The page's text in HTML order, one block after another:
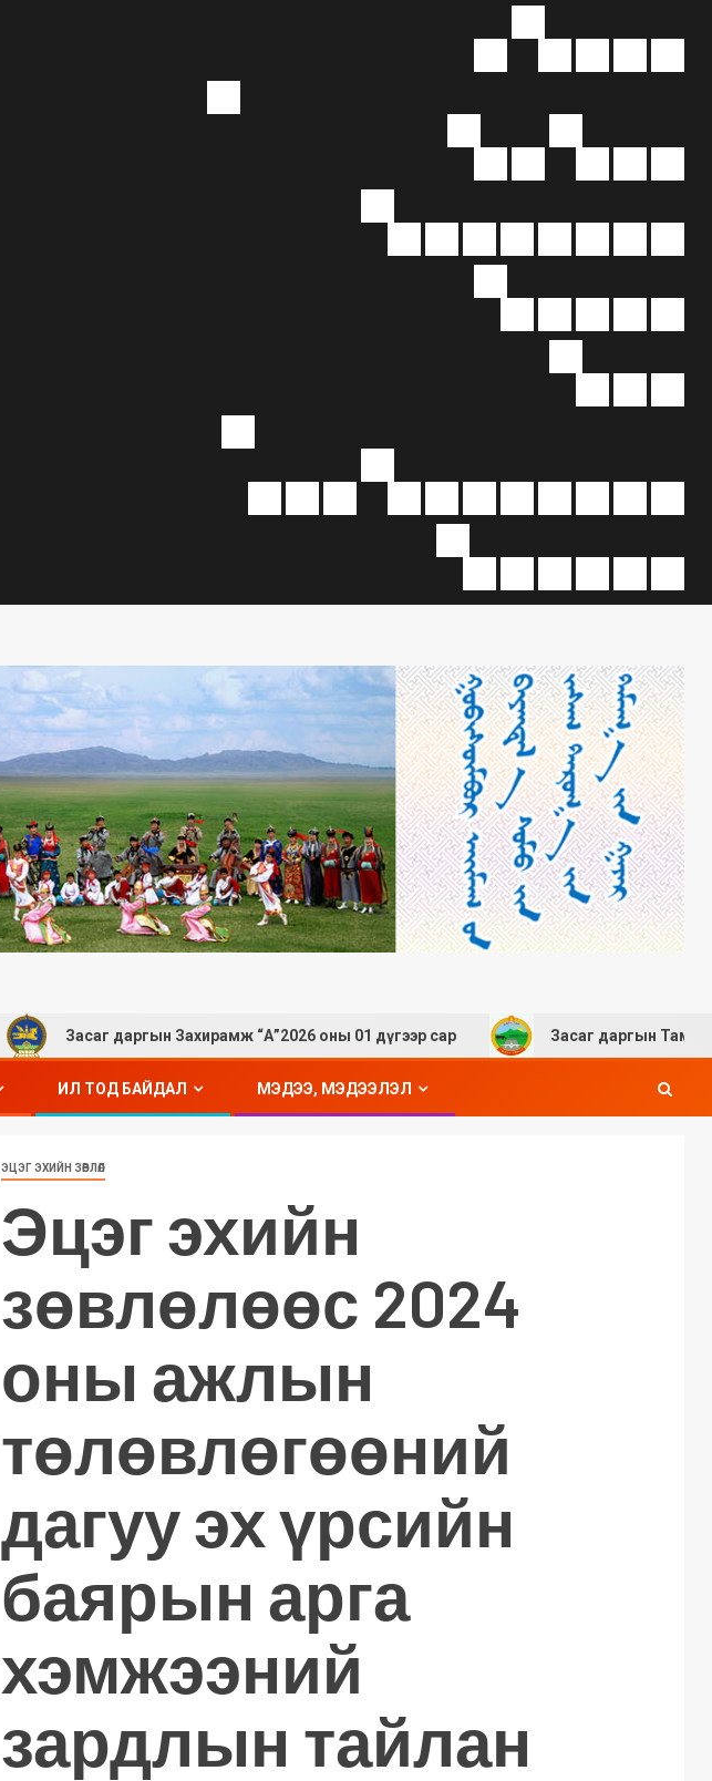
Засаг даргын Захирамж “А”2026 оны 01 дүгээр сар Засаг даргын Тамгын
ИЛ ТОД БАЙДАЛ МЭДЭЭ, МЭДЭЭЛЭЛ
ЭЦЭГ ЭХИЙН ЗӨВЛӨЛ
Эцэг эхийн
зөвлөлөөс 2024
оны ажлын
төлөвлөгөөний
дагуу эх үрсийн
баярын арга
хэмжээний
зардлын тайлан